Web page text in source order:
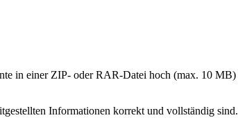
in einer ZIP- oder RAR-Datei hoch (max. 10 MB)
Informationen korrekt und vollständig sind.